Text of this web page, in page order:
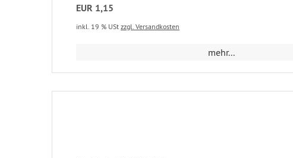
EUR 1,15
inkl. 19 % USt zzgl. Versandkosten
mehr...